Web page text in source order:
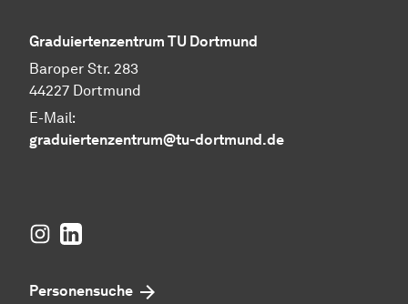
Graduiertenzentrum TU Dortmund
Baroper Str. 283
44227 Dortmund
E-Mail:
graduiertenzentrum@tu-dortmund.de
Instagram
LinkedIn
Personensuche